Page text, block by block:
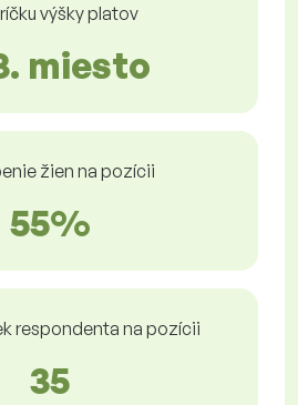
výšky platov
miesto
žien na pozícii
55%
respondenta na pozícii
35